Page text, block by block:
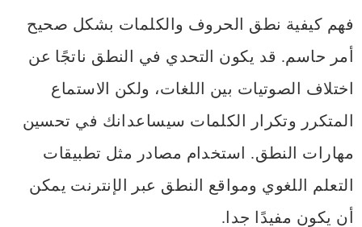
فهم كيفية نطق الحروف والكلمات بشكل صحيح
أمر حاسم. قد يكون التحدي في النطق ناتجًا عن
اختلاف الصوتيات بين اللغات، ولكن الاستماع
المتكرر وتكرار الكلمات سيساعدانك في تحسين
مهارات النطق. استخدام مصادر مثل تطبيقات
التعلم اللغوي ومواقع النطق عبر الإنترنت يمكن
أن يكون مفيدًا جدا.